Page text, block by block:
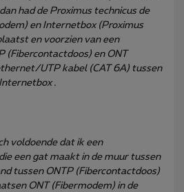
had de Proximus technicus de
en Internetbox (Proximus
en voorzien van een
(Fibercontactdoos) en ONT
UTP kabel (CAT 6A) tussen
.
voldoende dat ik een
een gat maakt in de muur tussen
tussen ONTP (Fibercontactdoos)
ONT (Fibermodem) in de